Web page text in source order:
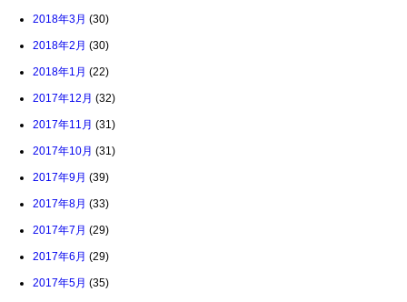
2018年3月 (30)
2018年2月 (30)
2018年1月 (22)
2017年12月 (32)
2017年11月 (31)
2017年10月 (31)
2017年9月 (39)
2017年8月 (33)
2017年7月 (29)
2017年6月 (29)
2017年5月 (35)